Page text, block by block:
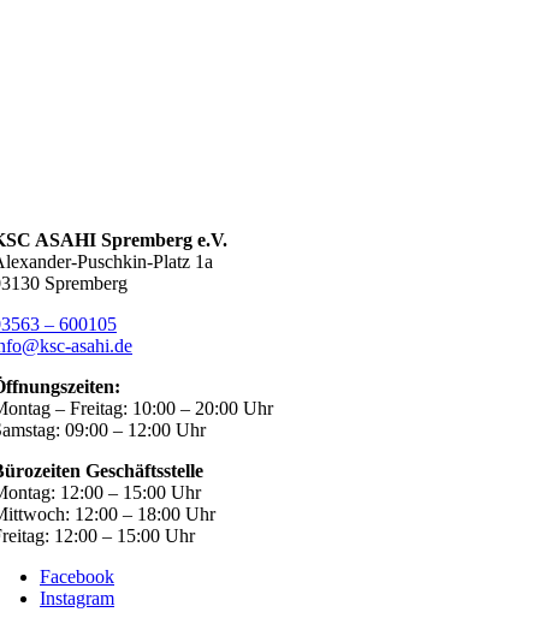
ASAHI Spremberg e.V.
Puschkin-Platz 1a
Spremberg
– 600105
asahi.de
– Freitag: 10:00 – 20:00 Uhr
09:00 – 12:00 Uhr
Geschäftsstelle
12:00 – 15:00 Uhr
12:00 – 18:00 Uhr
12:00 – 15:00 Uhr
Facebook
Instagram